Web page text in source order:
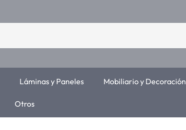
Láminas y Paneles Mobiliario y Decoración
Otros